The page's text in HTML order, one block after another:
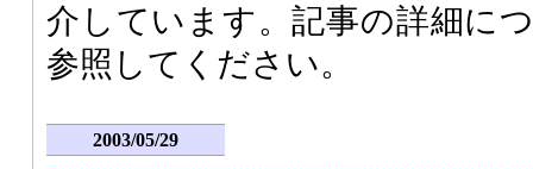
介しています。記事の詳細に
参照してください。
2003/05/29